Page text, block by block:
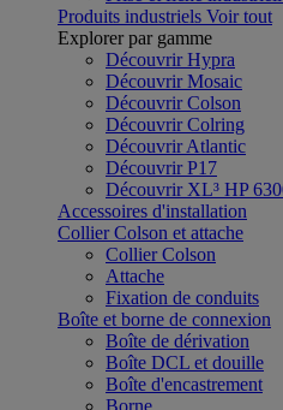
Produits industriels Voir tout
Explorer par gamme
Découvrir Hypra
Découvrir Mosaic
Découvrir Colson
Découvrir Colring
Découvrir Atlantic
Découvrir P17
Découvrir XL³ HP
Accessoires d'installation
Collier Colson et attache
Collier Colson
Attache
Fixation de conduits
Boîte et borne de connexion
Boîte de dérivation
Boîte DCL et douille
Boîte d'encastrement
Borne